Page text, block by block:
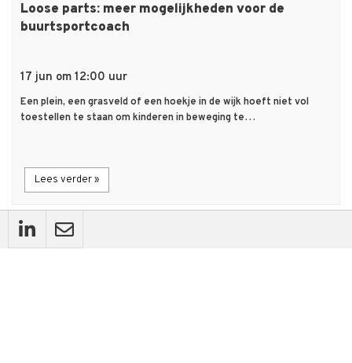
Loose parts: meer mogelijkheden voor de
buurtsportcoach
17 jun om 12:00 uur
Een plein, een grasveld of een hoekje in de wijk hoeft niet vol
toestellen te staan om kinderen in beweging te…
Lees verder »